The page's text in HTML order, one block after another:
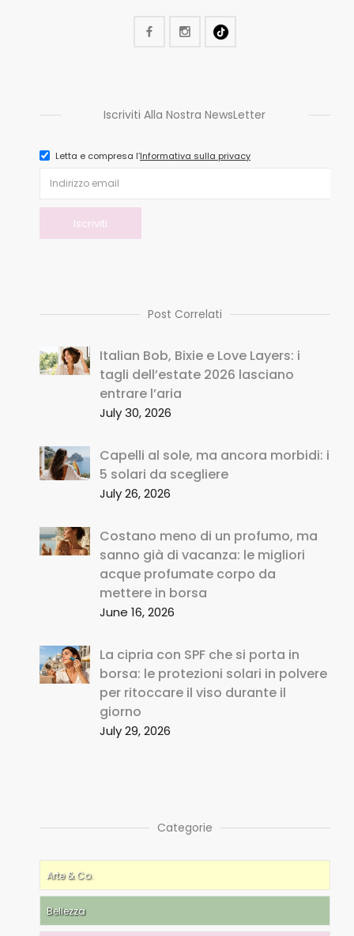
Iscriviti Alla Nostra NewsLetter
Letta e compresa l’Informativa sulla privacy
Post Correlati
Italian Bob, Bixie e Love Layers: i
tagli dell’estate 2026 lasciano
entrare l’aria
July 30, 2026
Capelli al sole, ma ancora morbidi: i
5 solari da scegliere
July 26, 2026
Costano meno di un profumo, ma
sanno già di vacanza: le migliori
acque profumate corpo da
mettere in borsa
June 16, 2026
La cipria con SPF che si porta in
borsa: le protezioni solari in polvere
per ritoccare il viso durante il
giorno
July 29, 2026
Categorie
Arte & Co.
Bellezza